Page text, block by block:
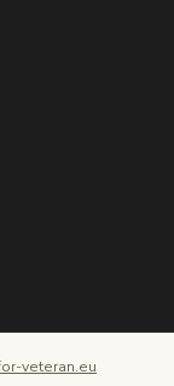
veteran.eu